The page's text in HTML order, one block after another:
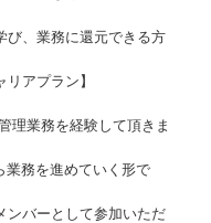
、業務に還元できる方
アプラン】
理業務を経験して頂きま
業務を進めていく形で
ンバーとして参加いただ